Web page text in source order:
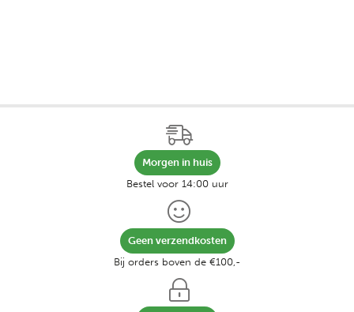
Morgen in huis
Bestel voor 14:00 uur
Geen verzendkosten
Bij orders boven de €100,-